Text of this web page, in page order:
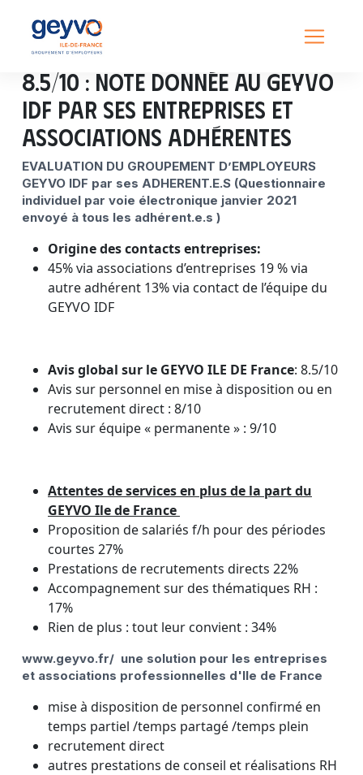
8.5/10 : note donnée au GEYVO
IDF par ses entreprises et
associations adhérentes
EVALUATION DU GROUPEMENT D’EMPLOYEURS
GEYVO IDF par ses ADHERENT.E.S (Questionnaire
individuel par voie électronique janvier 2021
envoyé à tous les adhérent.e.s )
Origine des contacts entreprises:
45% via associations d’entreprises 19 % via
autre adhérent 13% via contact de l’équipe du
GEYVO IDF
Avis global sur le GEYVO ILE DE France: 8.5/10
Avis sur personnel en mise à disposition ou en
recrutement direct : 8/10
Avis sur équipe « permanente » : 9/10
Attentes de services en plus de la part du
GEYVO Ile de France
Proposition de salariés f/h pour des périodes
courtes 27%
Prestations de recrutements directs 22%
Accompagnement sur des thématiques RH :
17%
Rien de plus : tout leur convient : 34%
www.geyvo.fr/ une solution pour les entreprises
et associations professionnelles d'Ile de France
mise à disposition de personnel confirmé en
temps partiel /temps partagé /temps plein
recrutement direct
autres prestations de conseil et réalisations RH